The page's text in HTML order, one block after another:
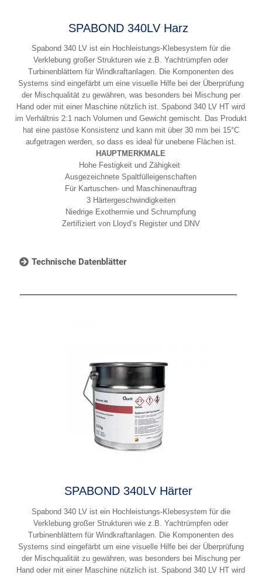
SPABOND 340LV Harz
Spabond 340 LV ist ein Hochleistungs-Klebesystem für die
Verklebung großer Strukturen wie z.B. Yachtrümpfen oder
Turbinenblättern für Windkraftanlagen. Die Komponenten des
Systems sind eingefärbt um eine visuelle Hilfe bei der Überprüfung
der Mischqualität zu gewähren, was besonders bei Mischung per
Hand oder mit einer Maschine nützlich ist. Spabond 340 LV HT wird
im Verhältnis 2:1 nach Volumen und Gewicht gemischt. Das Produkt
hat eine pastöse Konsistenz und kann mit über 30 mm bei 15°C
aufgetragen werden, so dass es ideal für unebene Flächen ist.
HAUPTMERKMALE
Hohe Festigkeit und Zähigkeit
Ausgezeichnete Spaltfülleigenschaften
Für Kartuschen- und Maschinenauftrag
3 Härtergeschwindigkeiten
Niedrige Exothermie und Schrumpfung
Zertifiziert von Lloyd’s Register und DNV
Technische Datenblätter
SPABOND 340LV Härter
Spabond 340 LV ist ein Hochleistungs-Klebesystem für die
Verklebung großer Strukturen wie z.B. Yachtrümpfen oder
Turbinenblättern für Windkraftanlagen. Die Komponenten des
Systems sind eingefärbt um eine visuelle Hilfe bei der Überprüfung
der Mischqualität zu gewähren, was besonders bei Mischung per
Hand oder mit einer Maschine nützlich ist. Spabond 340 LV HT wird